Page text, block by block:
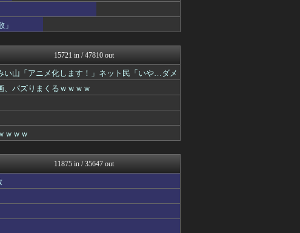
ああ言えばForYou
明日は何を食べようか
Y速報
...
渡る世間はキチばかり - ...
ミニゴブ速報 ～グラブルま...
みそパンNEWS
ポーランドボール 翻訳
ウマ娘うまぴょい速報
2ch名人
...
カンダタ速報
ファイターズ王国＠日ハムま...
乃木坂46まとめ 乃木りん...
15721 in / 47810 out
い山「アニメ化します！」ネット民「いや…ダメ
、バズりまくるｗｗｗｗ
ｗｗｗ
11875 in / 35647 out